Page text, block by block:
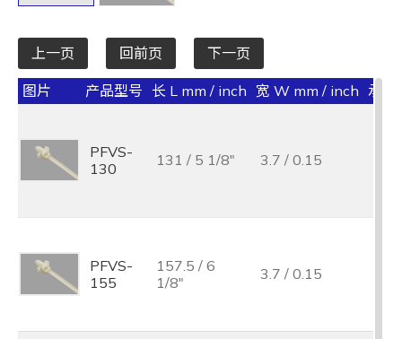
全选
承受力 lbs/kgf/N
全选
最大束线径 (mm)
全选
基板厚度 (mm)
上一页 回前页 下一页
图片 产品型号 长 L mm / inch 宽 W mm / inch 承受
PFVS-
130
131 / 5 1/8" 3.7 / 0.15
PFVS-
155
157.5 / 6
1/8"
3.7 / 0.15